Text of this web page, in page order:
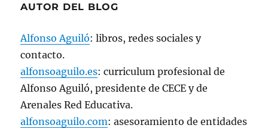
AUTOR DEL BLOG
Alfonso Aguiló: libros, redes sociales y
contacto.
alfonsoaguilo.es: curriculum profesional de
Alfonso Aguiló, presidente de CECE y de
Arenales Red Educativa.
alfonsoaguilo.com: asesoramiento de entidades